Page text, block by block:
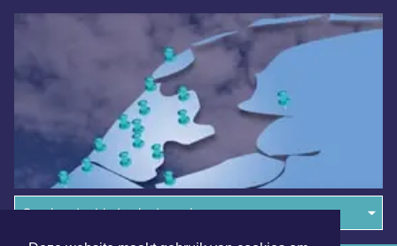
Overige dagbladen in de regio